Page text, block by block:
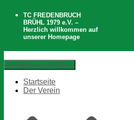
TC FREDENBRUCH
BRÜHL 1979 e.V. –
Herzlich willkommen auf
unserer Homepage
Navigation umschalten
Startseite
Der Verein